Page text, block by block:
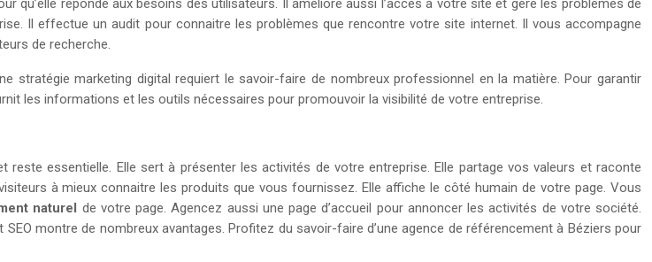
réponde aux besoins des utilisateurs. Il améliore aussi l’accès à votre site et gère les problèmes de
Il effectue un audit pour connaitre les problèmes que rencontre votre site internet. Il vous accompagne
de recherche.
stratégie marketing digital requiert le savoir-faire de nombreux professionnel en la matière. Pour garantir
les informations et les outils nécessaires pour promouvoir la visibilité de votre entreprise.
reste essentielle. Elle sert à présenter les activités de votre entreprise. Elle partage vos valeurs et raconte
à mieux connaitre les produits que vous fournissez. Elle affiche le côté humain de votre page. Vous
naturel de votre page. Agencez aussi une page d’accueil pour annoncer les activités de votre société.
montre de nombreux avantages. Profitez du savoir-faire d’une agence de référencement à Béziers pour